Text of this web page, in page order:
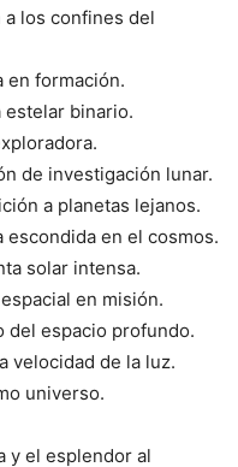
a los confines del
en formación.
estelar binario.
de investigación lunar.
a planetas lejanos.
escondida en el cosmos.
solar intensa.
en misión.
del espacio profundo.
velocidad de la luz.
universo.
y el esplendor al